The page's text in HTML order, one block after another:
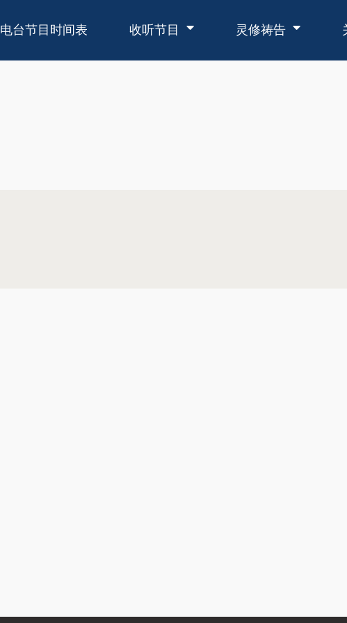
电台节目时间表 收听节目 灵修祷告